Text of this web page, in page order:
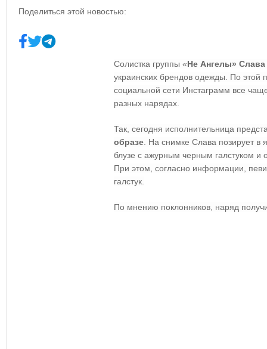
Поделиться этой новостью:
Солистка группы «Не Ангелы» Слава
украинских брендов одежды. По этой
социальной сети Инстаграмм все
разных нарядах.
Так, сегодня исполнительница
образе . На снимке Слава позирует
блузе с ажурным черным галстуком
При этом, согласно информации,
галстук.
По мнению поклонников, наряд